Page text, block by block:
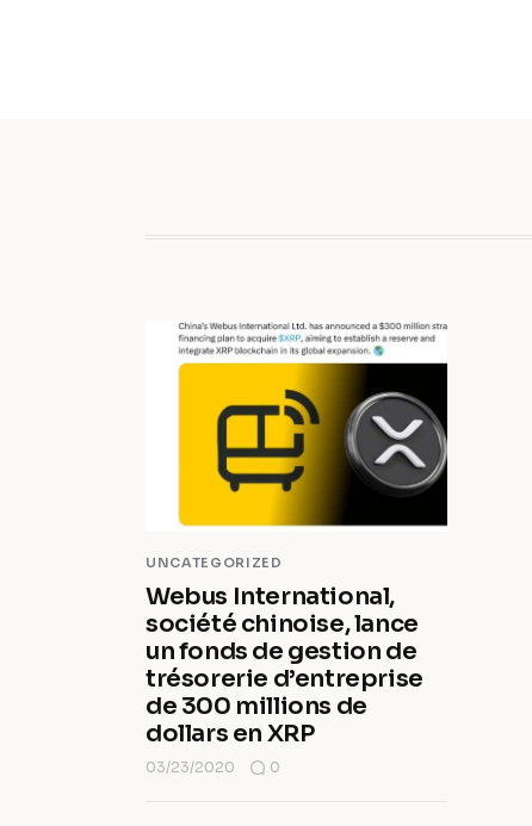
UNCATEGORIZED
Webus International,
société chinoise, lance
un fonds de gestion de
trésorerie d’entreprise
de 300 millions de
dollars en XRP
03/23/2020 0